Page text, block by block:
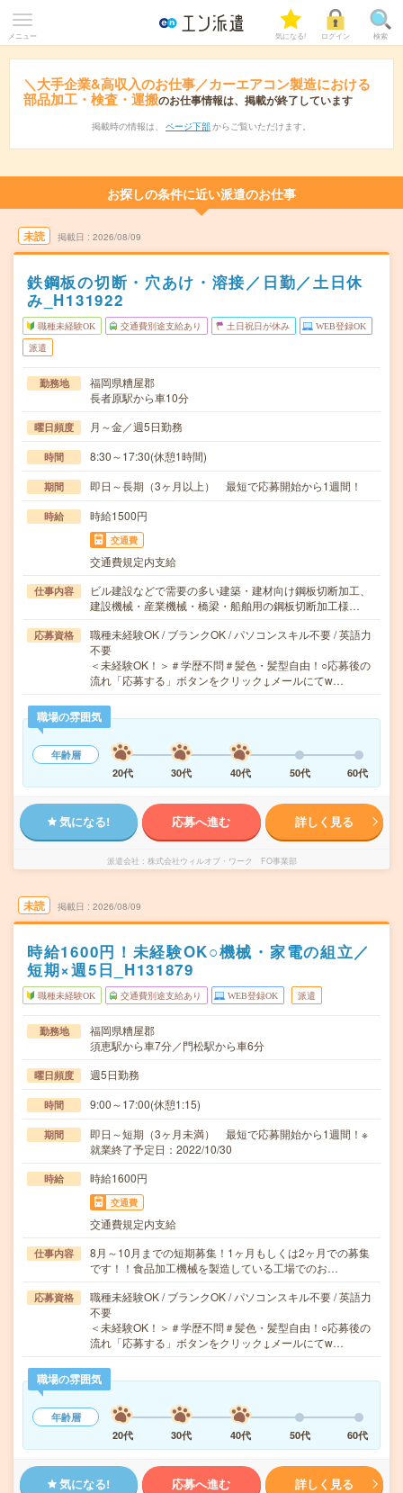
メニュー 気になる! ログイン 検索
＼大手企業&高収入のお仕事／カーエアコン製造における
部品加工・検査・運搬のお仕事情報は、掲載が終了しています
掲載時の情報は、 ページ下部 からご覧いただけます。
お探しの条件に近い派遣のお仕事
未読 掲載日 2026/08/09
鉄鋼板の切断・穴あけ・溶接／日勤／土日休
み_H131922
職種未経験OK 交通費別途支給あり 土日祝日が休み WEB登録OK
派遣
勤務地
福岡県糟屋郡
長者原駅から車10分
曜日頻度 月～金／週5日勤務
時間 8:30～17:30(休憩1時間)
期間 即日～長期（3ヶ月以上） 最短で応募開始から1週間！
時給 時給1500円
交通費
交通費規定内支給
仕事内容
ビル建設などで需要の多い建築・建材向け鋼板切断加工、
建設機械・産業機械・橋梁・船舶用の鋼板切断加工様…
応募資格
職種未経験OK / ブランクOK / パソコンスキル不要 / 英語力
不要
＜未経験OK！＞＃学歴不問＃髪色・髪型自由！○応募後の
流れ「応募する」ボタンをクリック↓メールにてw…
職場の雰囲気
年齢層
20代
30代 40代 50代 60代
気になる! 応募へ進む 詳しく見る
派遣会社 株式会社ウィルオブ・ワーク FO事業部
未読 掲載日 2026/08/09
時給1600円！未経験OK○機械・家電の組立／
短期×週5日_H131879
職種未経験OK 交通費別途支給あり WEB登録OK 派遣
勤務地
福岡県糟屋郡
須恵駅から車7分／門松駅から車6分
曜日頻度 週5日勤務
時間 9:00～17:00(休憩1:15)
期間
即日～短期（3ヶ月未満） 最短で応募開始から1週間！※
就業終了予定日：2022/10/30
時給 時給1600円
交通費
交通費規定内支給
仕事内容
8月～10月までの短期募集！1ヶ月もしくは2ヶ月での募集
です！！食品加工機械を製造している工場でのお…
応募資格
職種未経験OK / ブランクOK / パソコンスキル不要 / 英語力
不要
＜未経験OK！＞＃学歴不問＃髪色・髪型自由！○応募後の
流れ「応募する」ボタンをクリック↓メールにてw…
職場の雰囲気
年齢層
20代
30代 40代 50代 60代
気になる! 応募へ進む 詳しく見る